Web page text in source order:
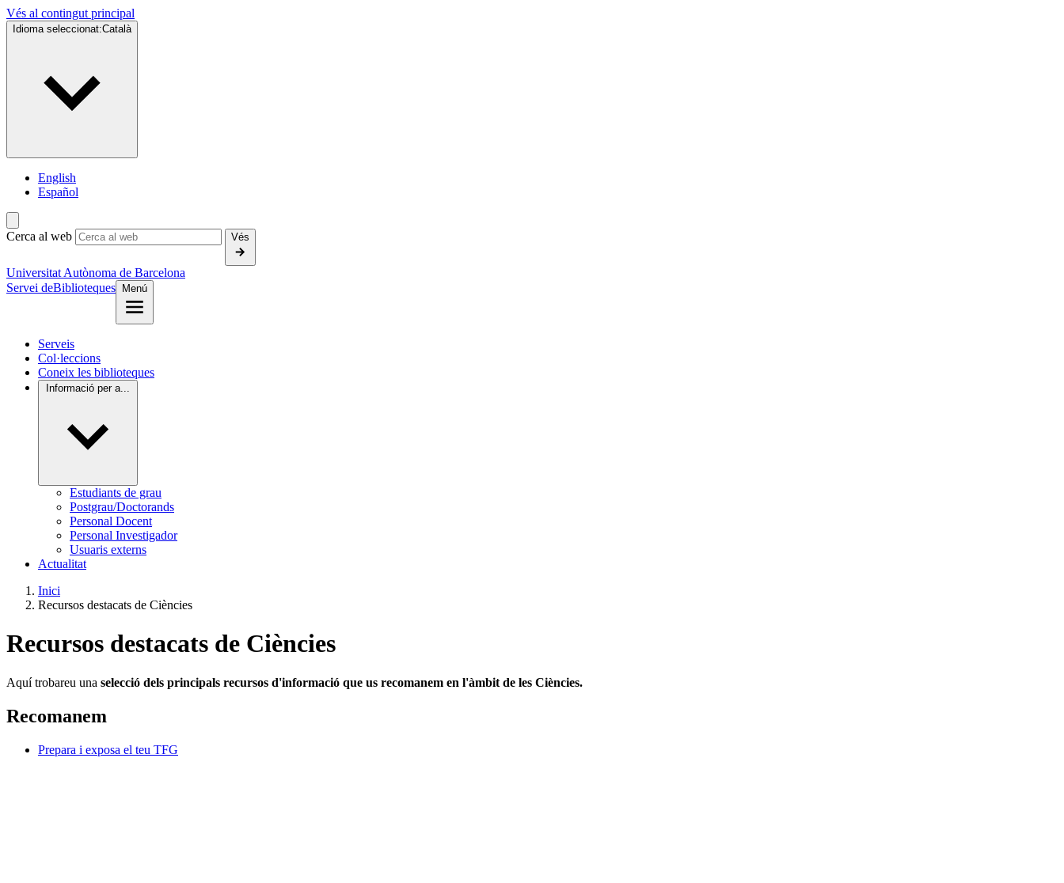
Vés al contingut principal
Idioma seleccionat:Català
English
Español
Cerca al web Vés
Universitat Autònoma de Barcelona
Servei deBiblioteques Menú
Serveis
Col·leccions
Coneix les biblioteques
Informació per a...
Estudiants de grau
Postgrau/Doctorands
Personal Docent
Personal Investigador
Usuaris externs
Actualitat
Inici
Recursos destacats de Ciències
Recursos destacats de Ciències
Aquí trobareu una selecció dels principals recursos d'informació que us recomanem en l'àmbit de les Ciències.
Recomanem
Prepara i exposa el teu TFG